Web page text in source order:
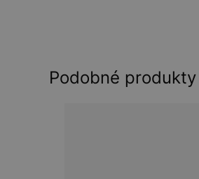
Podobné produkty